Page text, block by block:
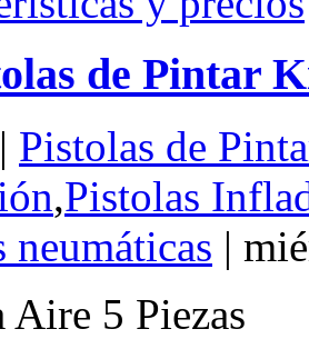
de Pintar
Pistolas de
,Pistolas
neumáticas |
5 Piezas